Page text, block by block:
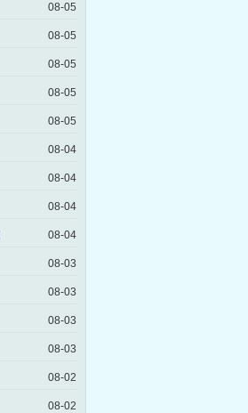
08-05
08-05
08-05
08-05
08-05
08-04
08-04
08-04
08-04
08-03
08-03
08-03
08-03
08-02
08-02